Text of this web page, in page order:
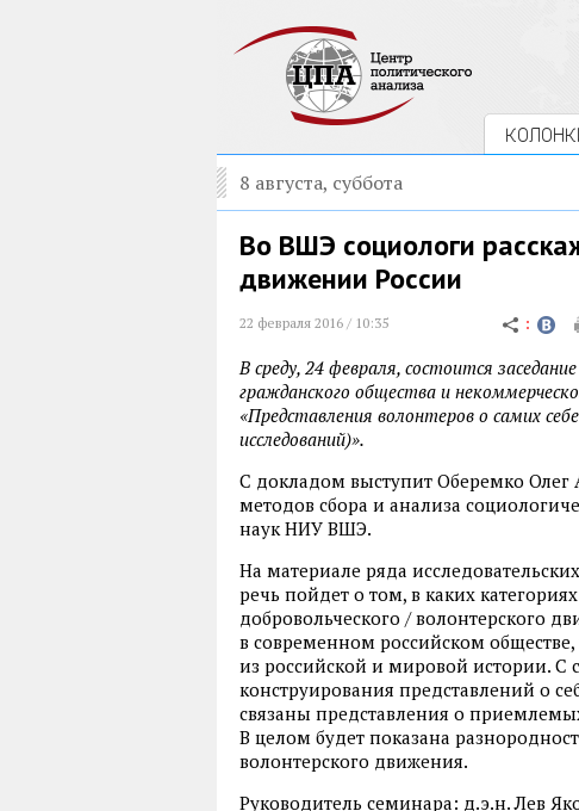
8 августа, суббота
Во ВШЭ социологи
движении России
22 февраля 2016 / 10:35
В среду, 24 февраля, состоится
гражданского общества и
«Представления волонтеров о самих
исследований)».
С докладом выступит Оберемко Олег
методов сбора и анализа
наук НИУ ВШЭ.
На материале ряда
речь пойдет о том, в каких
добровольческого / волонтерского
в современном российском
из российской и мировой истории.
конструирования представлений о
связаны представления о
В целом будет показана
волонтерского движения.
Руководитель семинара: д.э.н. Лев